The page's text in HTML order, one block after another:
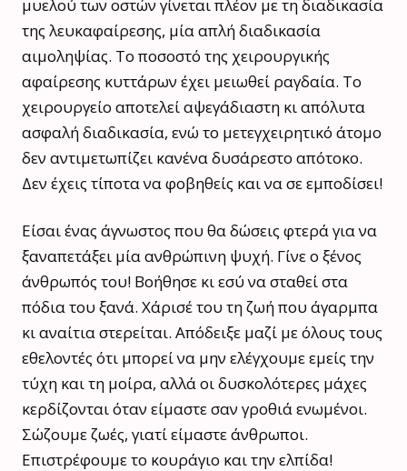
μυελού των οστών γίνεται πλέον με τη διαδικασία
της λευκαφαίρεσης, μία απλή διαδικασία
αιμοληψίας. Το ποσοστό της χειρουργικής
αφαίρεσης κυττάρων έχει μειωθεί ραγδαία. Το
χειρουργείο αποτελεί αψεγάδιαστη κι απόλυτα
ασφαλή διαδικασία, ενώ το μετεγχειρητικό άτομο
δεν αντιμετωπίζει κανένα δυσάρεστο απότοκο.
Δεν έχεις τίποτα να φοβηθείς και να σε εμποδίσει!
Είσαι ένας άγνωστος που θα δώσεις φτερά για να
ξαναπετάξει μία ανθρώπινη ψυχή. Γίνε ο ξένος
άνθρωπός του! Βοήθησε κι εσύ να σταθεί στα
πόδια του ξανά. Χάρισέ του τη ζωή που άγαρμπα
κι αναίτια στερείται. Απόδειξε μαζί με όλους τους
εθελοντές ότι μπορεί να μην ελέγχουμε εμείς την
τύχη και τη μοίρα, αλλά οι δυσκολότερες μάχες
κερδίζονται όταν είμαστε σαν γροθιά ενωμένοι.
Σώζουμε ζωές, γιατί είμαστε άνθρωποι.
Επιστρέφουμε το κουράγιο και την ελπίδα!